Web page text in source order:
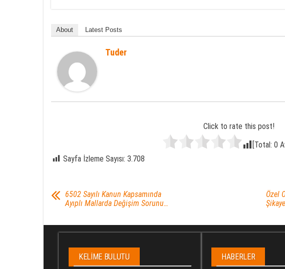
About Latest Posts
Tuder
Click to rate this post!
[Total: 0
Sayfa İzleme Sayısı: 3.708
6502 Sayılı Kanun Kapsamında
Ayıplı Mallarda Değişim Sorunu…
Özel
KELIME BULUTU HABERLER